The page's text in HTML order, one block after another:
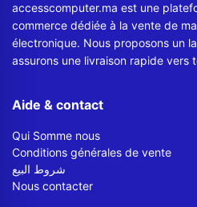
accesscomputer.ma est une
commerce dédiée à la vente de
électronique. Nous proposons un
assurons une livraison rapide vers
Aide & contact
Qui Somme nous
Conditions générales de vente
شروط البيع
Nous contacter